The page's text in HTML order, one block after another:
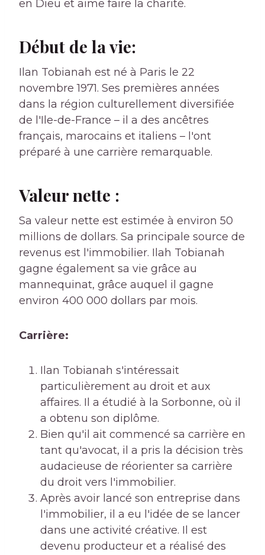
en Dieu et aime faire la charité.
Début de la vie:
Ilan Tobianah est né à Paris le 22
novembre 1971. Ses premières années
dans la région culturellement diversifiée
de l'Ile-de-France – il a des ancêtres
français, marocains et italiens – l'ont
préparé à une carrière remarquable.
Valeur nette :
Sa valeur nette est estimée à environ 50
millions de dollars. Sa principale source de
revenus est l'immobilier. Ilah Tobianah
gagne également sa vie grâce au
mannequinat, grâce auquel il gagne
environ 400 000 dollars par mois.
Carrière:
Ilan Tobianah s'intéressait
particulièrement au droit et aux
affaires. Il a étudié à la Sorbonne, où il
a obtenu son diplôme.
Bien qu'il ait commencé sa carrière en
tant qu'avocat, il a pris la décision très
audacieuse de réorienter sa carrière
du droit vers l'immobilier.
Après avoir lancé son entreprise dans
l'immobilier, il a eu l'idée de se lancer
dans une activité créative. Il est
devenu producteur et a réalisé des